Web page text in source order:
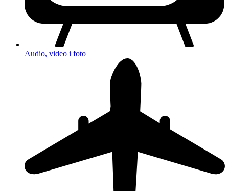
Audio, video i foto